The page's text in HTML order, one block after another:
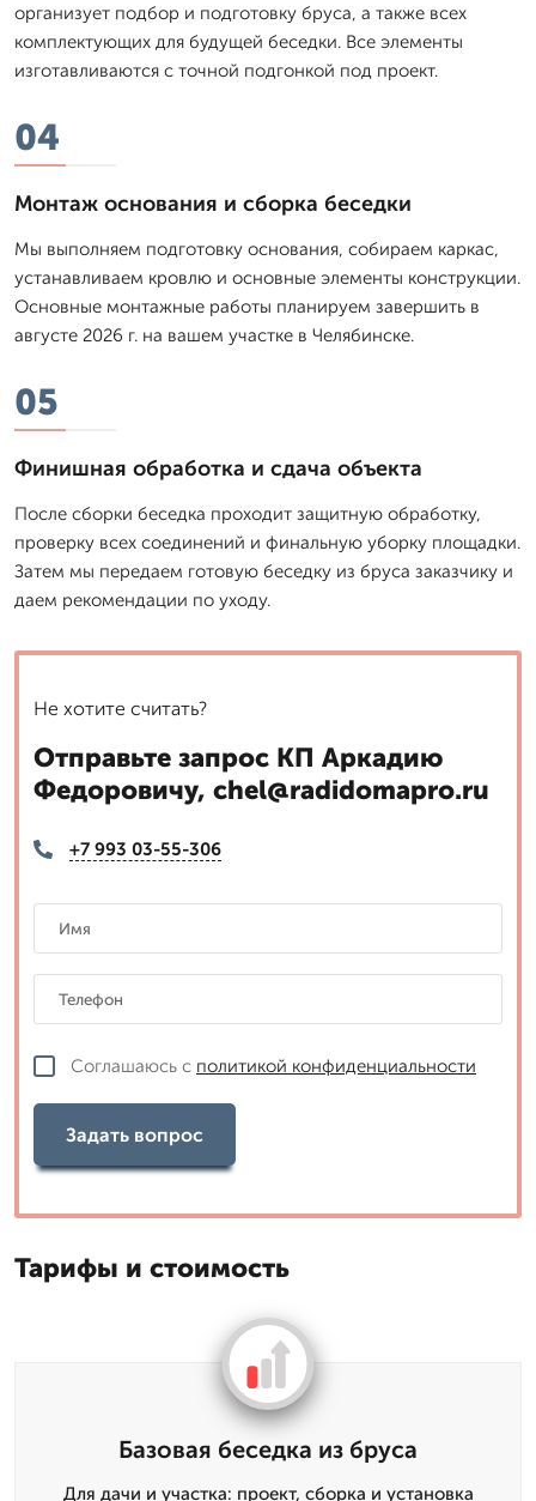
организует подбор и подготовку бруса, а также всех
комплектующих для будущей беседки. Все элементы
изготавливаются с точной подгонкой под проект.
04
Монтаж основания и сборка беседки
Мы выполняем подготовку основания, собираем каркас,
устанавливаем кровлю и основные элементы конструкции.
Основные монтажные работы планируем завершить в
августе 2026 г. на вашем участке в Челябинске.
05
Финишная обработка и сдача объекта
После сборки беседка проходит защитную обработку,
проверку всех соединений и финальную уборку площадки.
Затем мы передаем готовую беседку из бруса заказчику и
даем рекомендации по уходу.
Не хотите считать?
Отправьте запрос КП Аркадию
Федоровичу, chel@radidomapro.ru
+7 993 03-55-306
Соглашаюсь с политикой конфиденциальности
Задать вопрос
Тарифы и стоимость
Базовая беседка из бруса
Для дачи и участка: проект, сборка и установка